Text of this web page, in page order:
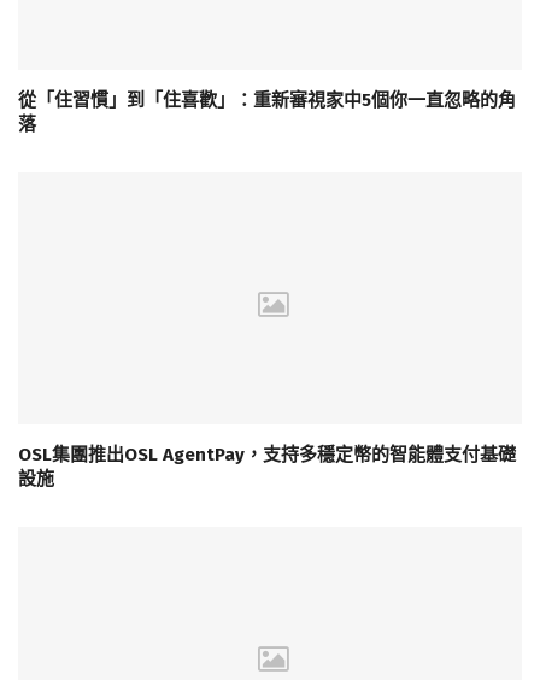
從「住習慣」到「住喜歡」：重新審視家中5個你一直忽略的角
落
OSL集團推出OSL AgentPay，支持多穩定幣的智能體支付基礎
設施